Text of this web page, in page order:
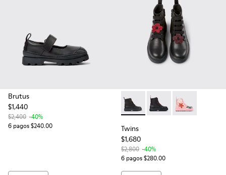
Brutus
$1,440
$2,400 -40%
6 pagos $240.00
Twins - K900150-017 - Black
Twins - K900150-021
Twins -
Twins
$1,680
$2,800 -40%
6 pagos $280.00